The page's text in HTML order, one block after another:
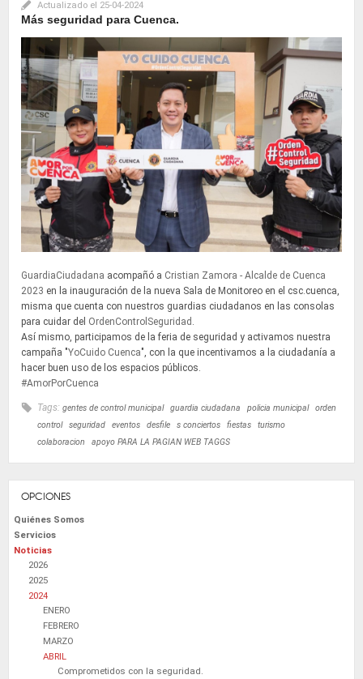
Actualizado el 25-04-2024
Más seguridad para Cuenca.
GuardiaCiudadana acompañó a Cristian Zamora - Alcalde de Cuenca
2023 en la inauguración de la nueva Sala de Monitoreo en el csc.cuenca,
misma que cuenta con nuestros guardias ciudadanos en las consolas
para cuidar del OrdenControlSeguridad .
Así mismo, participamos de la feria de seguridad y activamos nuestra
campaña "YoCuido Cuenca", con la que incentivamos a la ciudadanía a
hacer buen uso de los espacios públicos.
#AmorPorCuenca
Tags: gentes de control municipal guardia ciudadana policia municipal
orden
control
seguridad eventos desfile s conciertos fiestas
turismo
colaboracion
apoyo PARA LA PAGIAN WEB TAGGS
OPCIONES
Quiénes Somos
Servicios
Noticias
2026
2025
2024
ENERO
FEBRERO
MARZO
ABRIL
Comprometidos con la seguridad.